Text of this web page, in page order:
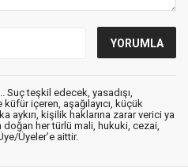
Suç teşkil edecek, yasadışı,
içeren, aşağılayıcı, küçük
kişilik haklarına zarar verici ya
her türlü mali, hukuki, cezai,
Üyeler’e aittir.